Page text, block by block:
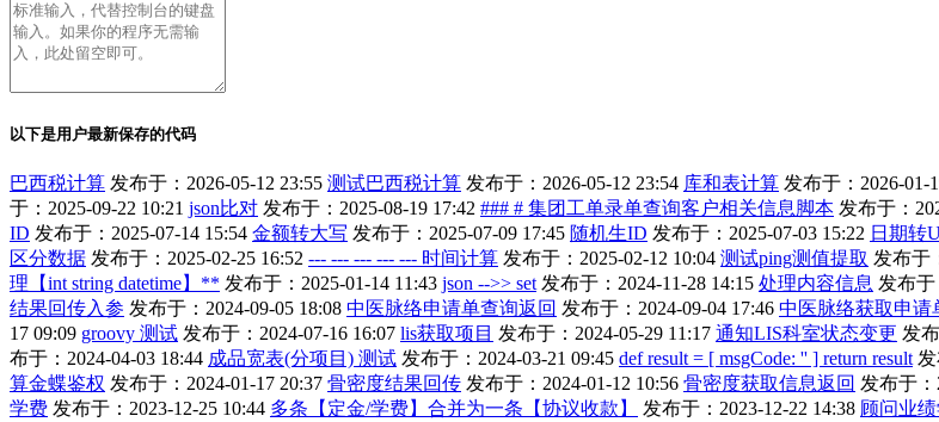
以下是用户最新保存的代码
巴西税计算 发布于：2026-05-12 23:55 测试巴西税计算 发布于：2026-05-12 23:54 库和表计算 发布于：2026-01-
于：2025-09-22 10:21 json比对 发布于：2025-08-19 17:42 ### # 集团工单录单查询客户相关信息脚本 发布于：
ID 发布于：2025-07-14 15:54 金额转大写 发布于：2025-07-09 17:45 随机生ID 发布于：2025-07-03 15:22 日期转
区分数据 发布于：2025-02-25 16:52 --- --- --- --- --- 时间计算 发布于：2025-02-12 10:04 测试ping测值提取 发布于
理【int string datetime】** 发布于：2025-01-14 11:43 json -->> set 发布于：2024-11-28 14:15 处理内容信息 发布于
结果回传入参 发布于：2024-09-05 18:08 中医脉络申请单查询返回 发布于：2024-09-04 17:46 中医脉络获取申请
17 09:09 groovy 测试 发布于：2024-07-16 16:07 lis获取项目 发布于：2024-05-29 11:17 通知LIS科室状态变更 发
布于：2024-04-03 18:44 成品宽表(分项目) 测试 发布于：2024-03-21 09:45 def result = [ msgCode: '' ] return result
算金蝶鉴权 发布于：2024-01-17 20:37 骨密度结果回传 发布于：2024-01-12 10:56 骨密度获取信息返回 发布于：
学费 发布于：2023-12-25 10:44 多条【定金/学费】合并为一条【协议收款】 发布于：2023-12-22 14:38 顾问业